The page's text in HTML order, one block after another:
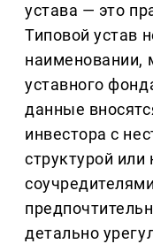
устава — это
Типовой устав
наименовании,
уставного
данные
инвестора с
структурой или
детально